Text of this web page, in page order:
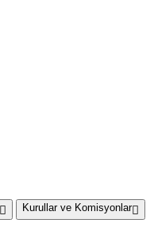
Kurullar ve Komisyonlar